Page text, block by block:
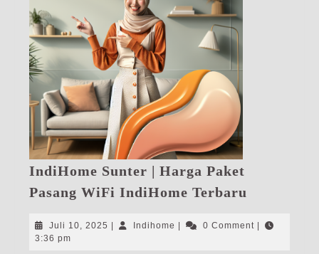
IndiHome Sunter | Harga Paket
Pasang WiFi IndiHome Terbaru
|
Juli 10, 2025 Juli
| Indihome Indihome
| 0 Comment |
3:36 pm